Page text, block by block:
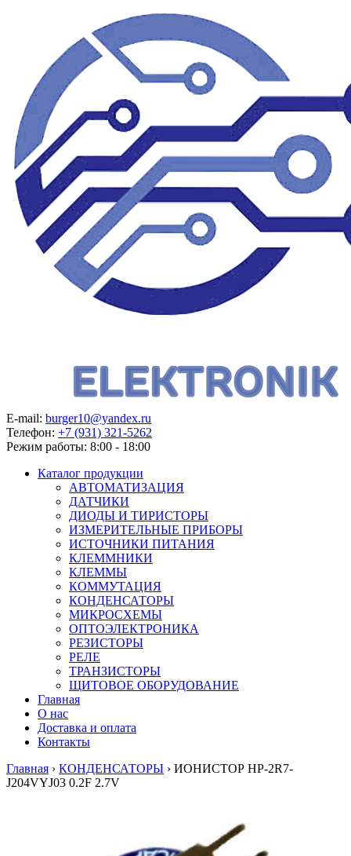
E-mail: burger10@yandex.ru
Телефон: +7 (931) 321-5262
Режим работы: 8:00 - 18:00
Каталог продукции
АВТОМАТИЗАЦИЯ
ДАТЧИКИ
ДИОДЫ И ТИРИСТОРЫ
ИЗМЕРИТЕЛЬНЫЕ ПРИБОРЫ
ИСТОЧНИКИ ПИТАНИЯ
КЛЕММНИКИ
КЛЕММЫ
КОММУТАЦИЯ
КОНДЕНСАТОРЫ
МИКРОСХЕМЫ
ОПТОЭЛЕКТРОНИКА
РЕЗИСТОРЫ
РЕЛЕ
ТРАНЗИСТОРЫ
ЩИТОВОЕ ОБОРУДОВАНИЕ
Главная
О нас
Доставка и оплата
Контакты
Главная › КОНДЕНСАТОРЫ › ИОНИСТОР HP-2R7-
J204VYJ03 0.2F 2.7V